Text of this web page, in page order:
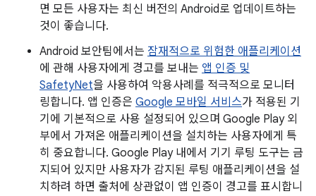
면 모든 사용자는 최신 버전의 Android로 업데이트하는
것이 좋습니다.
Android 보안팀에서는 잠재적으로 위험한 애플리케이션
에 관해 사용자에게 경고를 보내는 앱 인증 및
SafetyNet을 사용하여 악용사례를 적극적으로 모니터
링합니다. 앱 인증은 Google 모바일 서비스가 적용된 기
기에 기본적으로 사용 설정되어 있으며 Google Play 외
부에서 가져온 애플리케이션을 설치하는 사용자에게 특
히 중요합니다. Google Play 내에서 기기 루팅 도구는 금
지되어 있지만 사용자가 감지된 루팅 애플리케이션을 설
치하려 하면 출처에 상관없이 앱 인증이 경고를 표시합니